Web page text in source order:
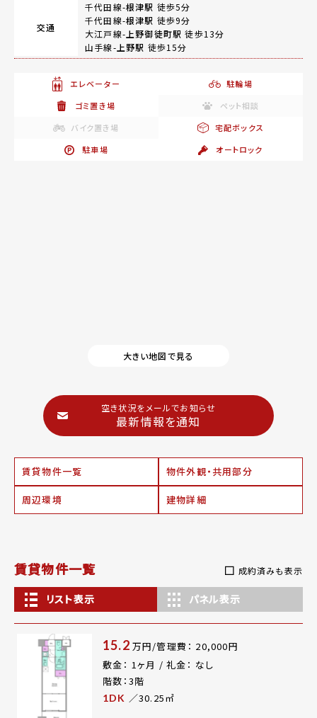
交通
千代田線-根津駅 徒歩5分
千代田線-根津駅 徒歩9分
大江戸線- 上野御徒町駅 徒歩13分
山手線- 上野駅 徒歩15分
エレベーター
駐輪場
ゴミ置き場
ペット相談
バイク置き場
宅配ボックス
駐車場
オートロック
大きい地図で見る
空き状況をメールでお知らせ
最新情報を通知
賃貸物件一覧 物件外観・共用部分
周辺環境 建物詳細
賃貸物件一覧 成約済みも表示
リスト表示 パネル表示
15.2 万円/管理費： 20,000円
敷金： 1ヶ月 / 礼金： なし
階数：3階
1DK ／30.25㎡